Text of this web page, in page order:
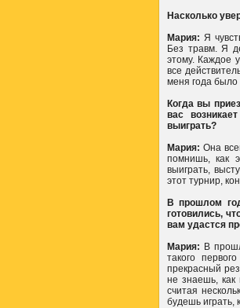
Насколько
Мария: Я
Без травм. Я
этому. Каждое
все
меня года было
Когда вы
вас
выиграть?
Мария: Она
помнишь, как
выиграть,
этот турнир,
В прошлом
готовились,
вам удастся
Мария: В
такого
прекрасный
не знаешь, как
считая
будешь играть,